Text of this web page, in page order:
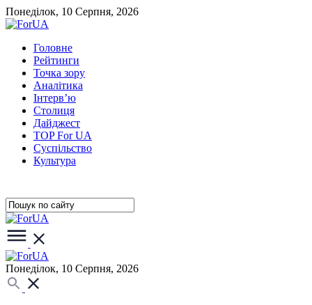
Понеділок, 10 Серпня, 2026
Головне
Рейтинги
Точка зору
Аналітика
Інтерв’ю
Столиця
Дайджест
TOP For UA
Суспiльство
Культура
Понеділок, 10 Серпня, 2026